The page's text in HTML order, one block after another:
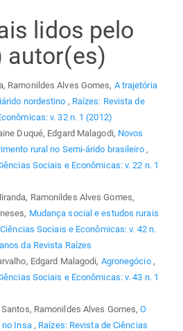
lidos pelo
autor(es)
Ramonildes Alves Gomes, A trajetória
nordestino , Raízes: Revista de
v. 32 n. 1 (2012)
Duqué, Edgard Malagodi, Novos
rural no Semi-árido brasileiro ,
Sociais e Econômicas: v. 22 n. 1
Ramonildes Alves Gomes,
Mudança social e estudos rurais
Sociais e Econômicas: v. 42 n.
da Revista Raízes
Edgard Malagodi, Agronegócio ,
Sociais e Econômicas: v. 43 n. 1
Ramonildes Alves Gomes,O
no Insa , Raízes: Revista de Ciências